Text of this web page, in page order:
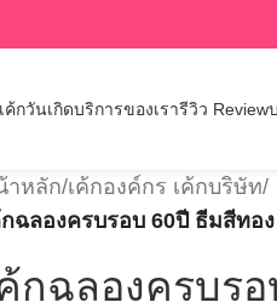
กวันเกิดบริการของเรารีวิว Review
าหลัก/เค้กองค์กร เค้กบริษัท/
กฉลองครบรอบ 60ปี ธีมสีทอง
กฉลองครบร